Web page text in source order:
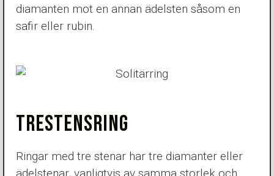
diamanten mot en annan ädelsten såsom en
safir eller rubin.
TRESTENSRING
Ringar med tre stenar har tre diamanter eller
ädelstenar, vanligtvis av samma storlek och